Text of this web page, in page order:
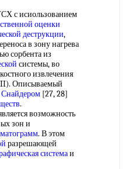
с исиользованием
оценки
деструкции,
в зону нагрева
сорбента из
системы, во
извлечения
Описываемый
Снайдером [27, 28]
.
возможность
зон и
. В этом
разрешающей
системаи